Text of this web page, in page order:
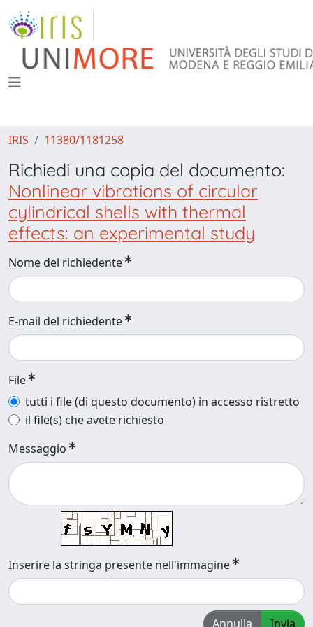
IRIS 11380/1181258
Richiedi una copia del documento:
Nonlinear vibrations of circular
cylindrical shells with thermal
effects: an experimental study
Nome del richiedente
E-mail del richiedente
File
tutti i file (di questo documento) in accesso ristretto
il file(s) che avete richiesto
Messaggio
Inserire la stringa presente nell'immagine
Annulla Invia